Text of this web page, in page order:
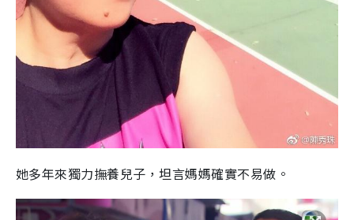
她多年來獨力撫養兒子，坦言媽媽確實不易做。